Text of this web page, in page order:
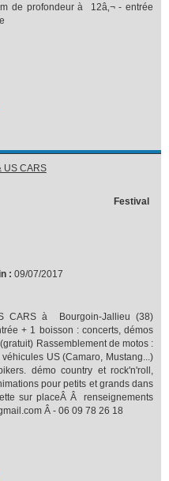
de profondeur à 12â‚¬ - entrée
US CARS
Festival
: 09/07/2017
CARS à Bourgoin-Jallieu (38)
+ 1 boisson : concerts, démos
Rassemblement de motos :
US (Camaro, Mustang...)
démo country et rock'n'roll,
pour petits et grands dans
sur placeÂ Â renseignements
Â - 06 09 78 26 18